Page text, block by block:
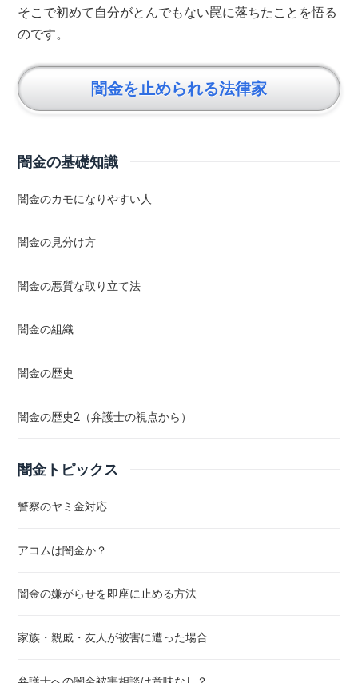
そこで初めて自分がとんでもない罠に落ちたことを悟る
のです。
闇金を止められる法律家
闇金の基礎知識
闇金のカモになりやすい人
闇金の見分け方
闇金の悪質な取り立て法
闇金の組織
闇金の歴史
闇金の歴史2（弁護士の視点から）
闇金トピックス
警察のヤミ金対応
アコムは闇金か？
闇金の嫌がらせを即座に止める方法
家族・親戚・友人が被害に遭った場合